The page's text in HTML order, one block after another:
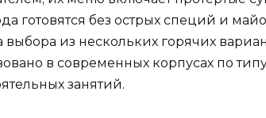
готовятся без острых специй и
выбора из нескольких горячих
в современных корпусах по
занятий.